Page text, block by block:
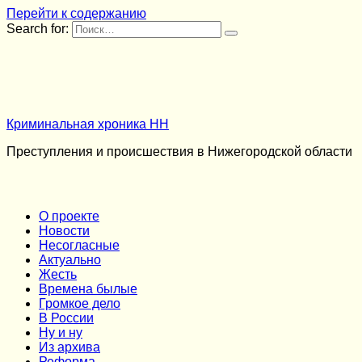
Перейти к содержанию
Search for:
Криминальная хроника НН
Преступления и происшествия в Нижегородской области
О проекте
Новости
Несогласные
Актуально
Жесть
Времена былые
Громкое дело
В России
Ну и ну
Из архива